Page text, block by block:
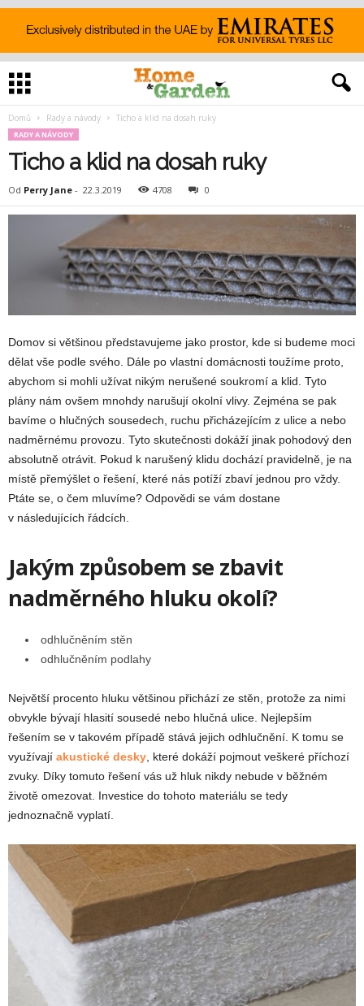
Domů Rady a návody Ticho a klid na dosah ruky
RADY A NÁVODY
Ticho a klid na dosah ruky
Od Perry Jane - 22.3.2019 4708 0
Domov si většinou představujeme jako prostor, kde si budeme moci
dělat vše podle svého. Dále po vlastní domácnosti toužíme proto,
abychom si mohli užívat nikým nerušené soukromí a klid. Tyto
plány nám ovšem mnohdy narušují okolní vlivy. Zejména se pak
bavíme o hlučných sousedech, ruchu přicházejícím z ulice a nebo
nadměrnému provozu. Tyto skutečnosti dokáží jinak pohodový den
absolutně otrávit. Pokud k narušený klidu dochází pravidelně, je na
místě přemýšlet o řešení, které nás potíží zbaví jednou pro vždy.
Ptáte se, o čem mluvíme? Odpovědi se vám dostane
v následujících řádcích.
Jakým způsobem se zbavit
nadměrného hluku okolí?
odhlučněním stěn
odhlučněním podlahy
Největší procento hluku většinou přichází ze stěn, protože za nimi
obvykle bývají hlasití sousedé nebo hlučná ulice. Nejlepším
řešením se v takovém případě stává jejich odhlučnění. K tomu se
využívají akustické desky , které dokáží pojmout veškeré příchozí
zvuky. Díky tomuto řešení vás už hluk nikdy nebude v běžném
životě omezovat. Investice do tohoto materiálu se tedy
jednoznačně vyplatí.